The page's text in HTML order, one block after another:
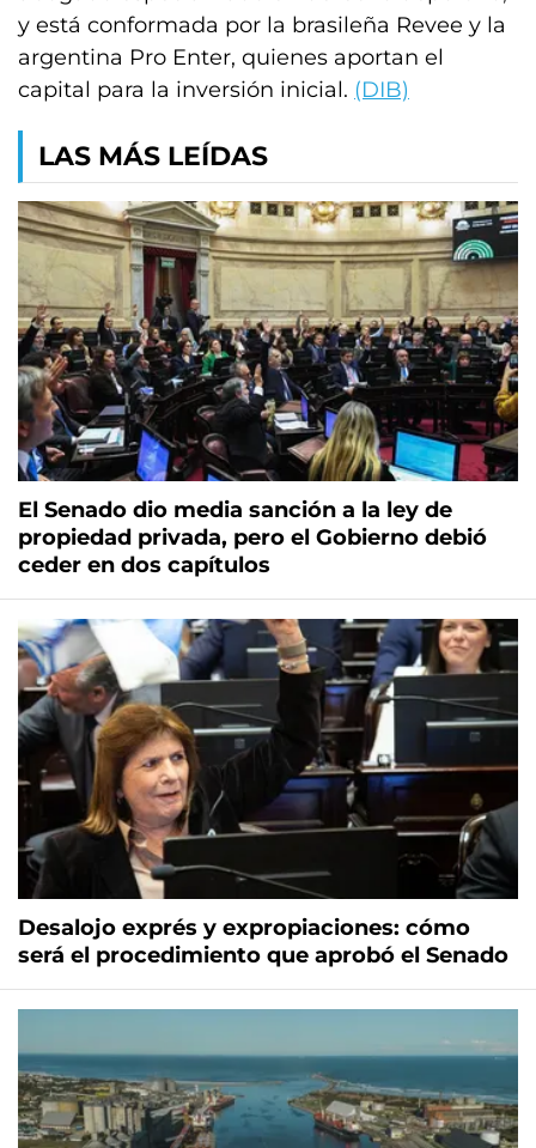
y está conformada por la brasileña Revee y la
argentina Pro Enter, quienes aportan el
capital para la inversión inicial. (DIB)
LAS MÁS LEÍDAS
El Senado dio media sanción a la ley de
propiedad privada, pero el Gobierno debió
ceder en dos capítulos
Desalojo exprés y expropiaciones: cómo
será el procedimiento que aprobó el Senado